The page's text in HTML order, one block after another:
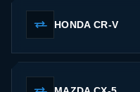
HONDA CR-V